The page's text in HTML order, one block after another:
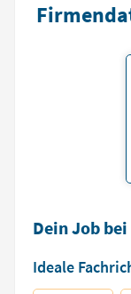
Dein Job
Ideale